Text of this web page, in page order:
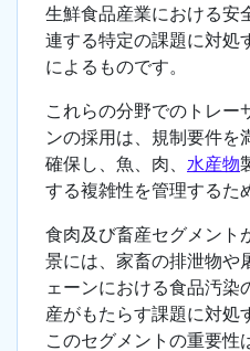
生鮮食品産業における安
連する特定の課題に対処
によるものです。
これらの分野でのトレー
ンの採用は、規制要件を
確保し、魚、肉、 水産物
する複雑性を管理するた
食肉及び畜産セグメント
景には、家畜の排泄物や
ェーンにおける食品汚染
産がもたらす課題に対処
このセグメントの重要性